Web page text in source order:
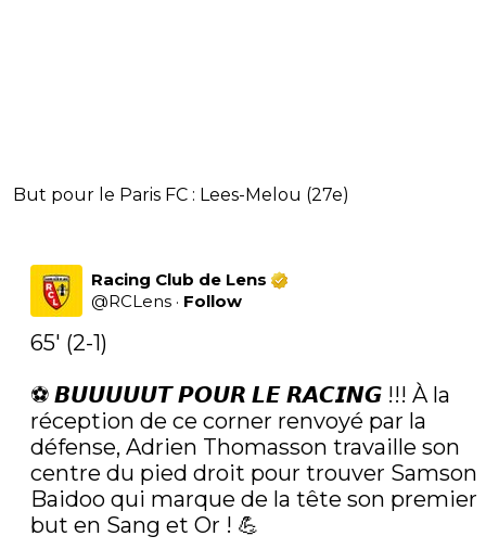
But pour le Paris FC : Lees-Melou (27e)
Racing Club de Lens
@RCLens · Follow
65' (2-1)
⚽️ 𝘽𝙐𝙐𝙐𝙐𝙐𝙏 𝙋𝙊𝙐𝙍 𝙇𝙀 𝙍𝘼𝘾𝙄𝙉𝙂 !!! À la
réception de ce corner renvoyé par la
défense, Adrien Thomasson travaille son
centre du pied droit pour trouver Samson
Baidoo qui marque de la tête son premier
but en Sang et Or ! 💪